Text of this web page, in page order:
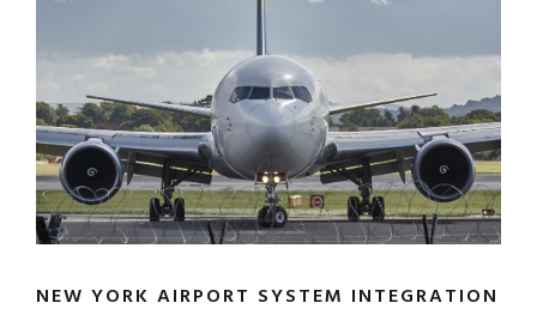
NEW YORK AIRPORT SYSTEM INTEGRATION